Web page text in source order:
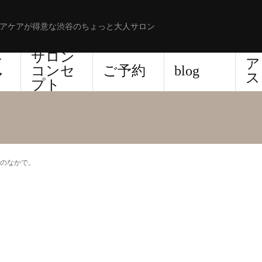
ケアが得意な渋谷のちょっと大人サロン
サロン
コンセ
プト
ご予約 blog
ス
なかで。